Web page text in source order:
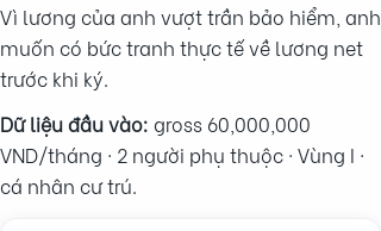
Vì lương của anh vượt trần bảo hiểm, anh
muốn có bức tranh thực tế về lương net
trước khi ký.
Dữ liệu đầu vào: gross 60,000,000
VND/tháng · 2 người phụ thuộc · Vùng I ·
cá nhân cư trú.